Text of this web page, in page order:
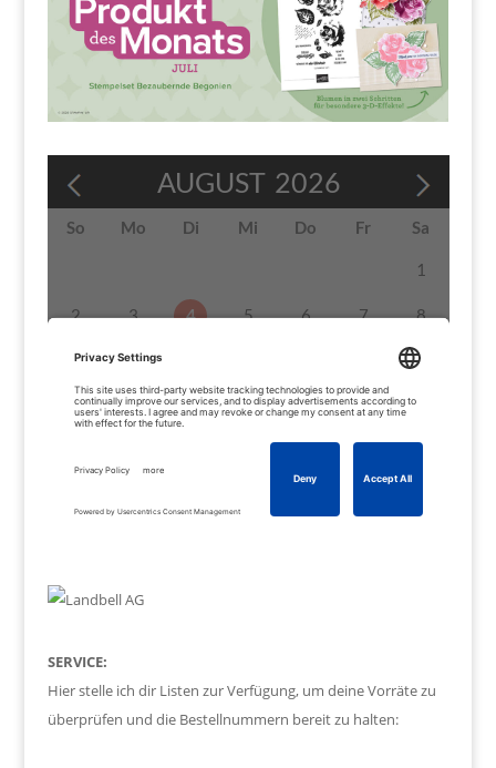
SERVICE:
Hier stelle ich dir Listen zur Verfügung, um deine Vorräte zu
überprüfen und die Bestellnummern bereit zu halten: